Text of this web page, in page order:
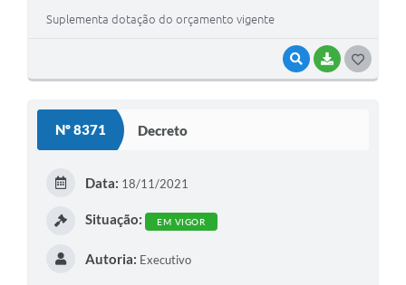
VISUALIZAR
BAIXAR
Suplementa dotação do orçamento vigente
Nº 8371 Decreto
Data: 18/11/2021
Situação: EM VIGOR
Autoria: Executivo